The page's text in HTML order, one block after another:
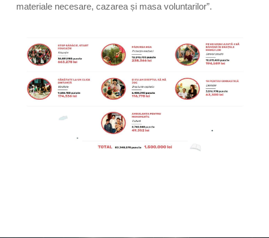
materiale necesare, cazarea și masa voluntarilor”.